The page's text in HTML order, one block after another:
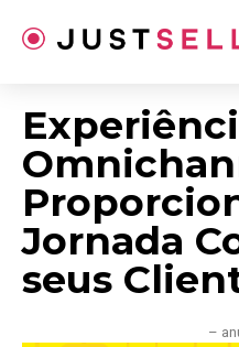
para
Jornada
seus
–